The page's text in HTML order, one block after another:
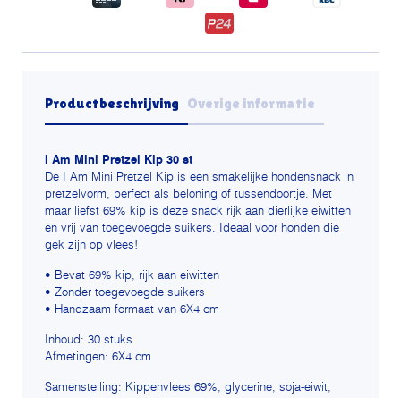
Productbeschrijving Overige informatie
I Am Mini Pretzel Kip 30 st
De I Am Mini Pretzel Kip is een smakelijke hondensnack in
pretzelvorm, perfect als beloning of tussendoortje. Met
maar liefst 69% kip is deze snack rijk aan dierlijke eiwitten
en vrij van toegevoegde suikers. Ideaal voor honden die
gek zijn op vlees!
• Bevat 69% kip, rijk aan eiwitten
• Zonder toegevoegde suikers
• Handzaam formaat van 6X4 cm
Inhoud: 30 stuks
Afmetingen: 6X4 cm
Samenstelling: Kippenvlees 69%, glycerine, soja-eiwit,